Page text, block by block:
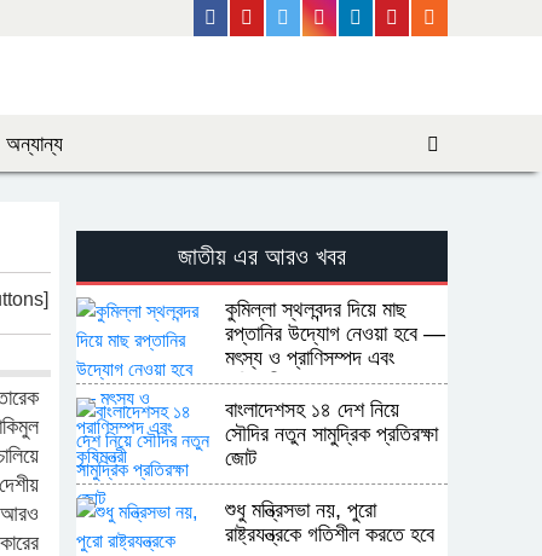
Facebook
YoutubeTwitterInstagram
LinkedinPinterest
অন্যান্য
আরও
জাতীয় এর আরও খবর
কুমিল্লা স্থলবন্দর দিয়ে মাছ
রপ্তানির উদ্যোগ নেওয়া হবে —
মৎস্য ও প্রাণিসম্পদ এবং
কৃষিমন্ত্রী
বাংলাদেশসহ ১৪ দেশ নিয়ে
সৌদির নতুন সামুদ্রিক প্রতিরক্ষা
জোট
শুধু মন্ত্রিসভা নয়, পুরো
রাষ্ট্রযন্ত্রকে গতিশীল করতে হবে